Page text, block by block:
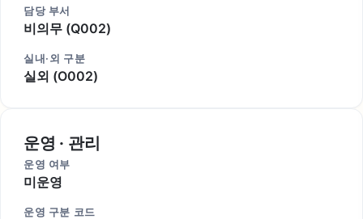
담당 부서
비의무 (Q002)
실내·외 구분
실외 (O002)
운영 · 관리
운영 여부
미운영
운영 구분 코드